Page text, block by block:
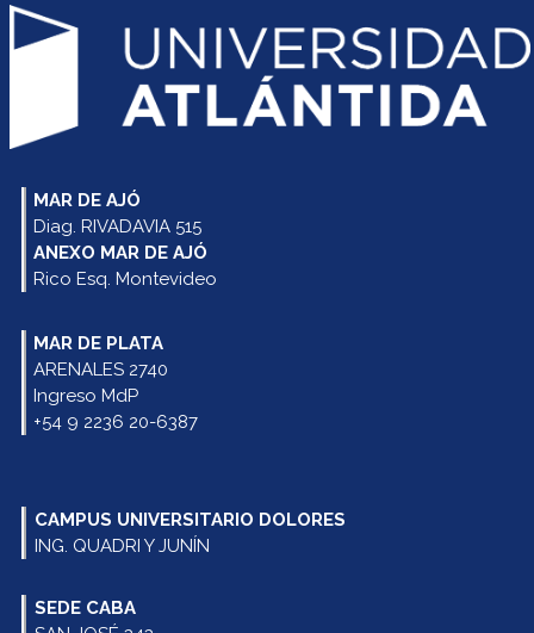
MAR DE AJÓ
Diag. RIVADAVIA 515
ANEXO MAR DE AJÓ
Rico Esq. Montevideo
MAR DE PLATA
ARENALES 2740
Ingreso MdP
+54 9 2236 20-6387
CAMPUS UNIVERSITARIO DOLORES
ING. QUADRI Y JUNÍN
SEDE CABA